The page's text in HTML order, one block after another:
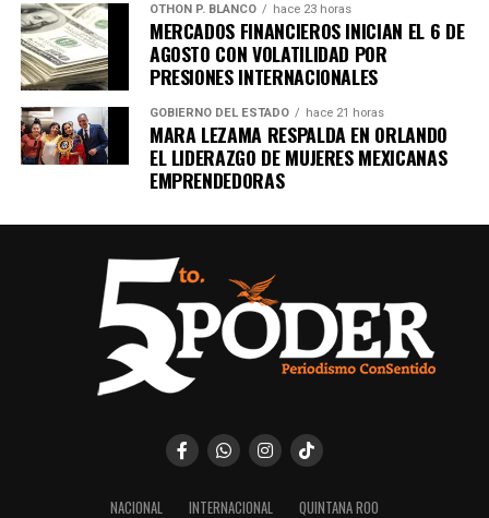
OTHON P. BLANCO hace 23 horas
MERCADOS FINANCIEROS INICIAN EL 6 DE
AGOSTO CON VOLATILIDAD POR
PRESIONES INTERNACIONALES
GOBIERNO DEL ESTADO hace 21 horas
MARA LEZAMA RESPALDA EN ORLANDO
EL LIDERAZGO DE MUJERES MEXICANAS
EMPRENDEDORAS
NACIONAL INTERNACIONAL QUINTANA ROO